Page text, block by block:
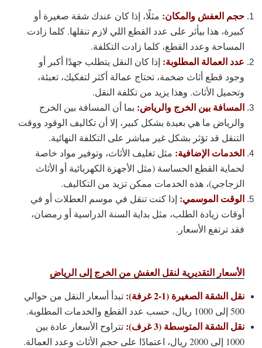
حجم العفش والمكان: مثلًا، إذا كان عندك شقة صغيرة أو
كبيرة، هذا بيأثر على عدد القطع اللي لازم تنقلها. كلما زادت
المساحة وعدد القطع، كلما زادت التكلفة.
عدد العمالة المطلوبة: إذا كان النقل يتطلب جهدًا أكبر أو
وجود قطع أثاث ضخمة، تحتاج عمالة أكثر لتفكيك، تعبئة،
وتحميل الأثاث. وهذا يزيد من تكلفة النقل.
المسافة بين الخرج والرياض: بما أن المسافة بين الخرج
والرياض ما هي بعيدة بشكل كبير، إلا أن تكاليف الوقود ووقت
التنقل قد تؤثر بشكل غير مباشر على التكلفة النهائية.
الخدمات الإضافية: مثل تغليف الأثاث، وتوفير مواد خاصة
لحماية القطع الحساسة (مثل الأجهزة الكهربائية أو الأثاث
الزجاجي)، هذه الخدمات ممكن تزيد من التكاليف.
الوقت الموسمي: إذا كنت تنقل في موسم العطلات أو في
أوقات زيادة الطلب، مثل بداية السنة الدراسية أو رمضان،
فقد ترتفع الأسعار.
الأسعار التقديرية لنقل العفش من الخرج إلى الرياض
نقل الشقة الصغيرة (1-2 غرفة):
تبدأ أسعار النقل من حوالي
500 إلى 1000 ريال، حسب عدد القطع والخدمات المطلوبة.
نقل الشقة المتوسطة (3 غرف):
تتراوح الأسعار عادة بين
1000 إلى 2000 ريال، اعتمادًا على حجم الأثاث وعدد العمالة.